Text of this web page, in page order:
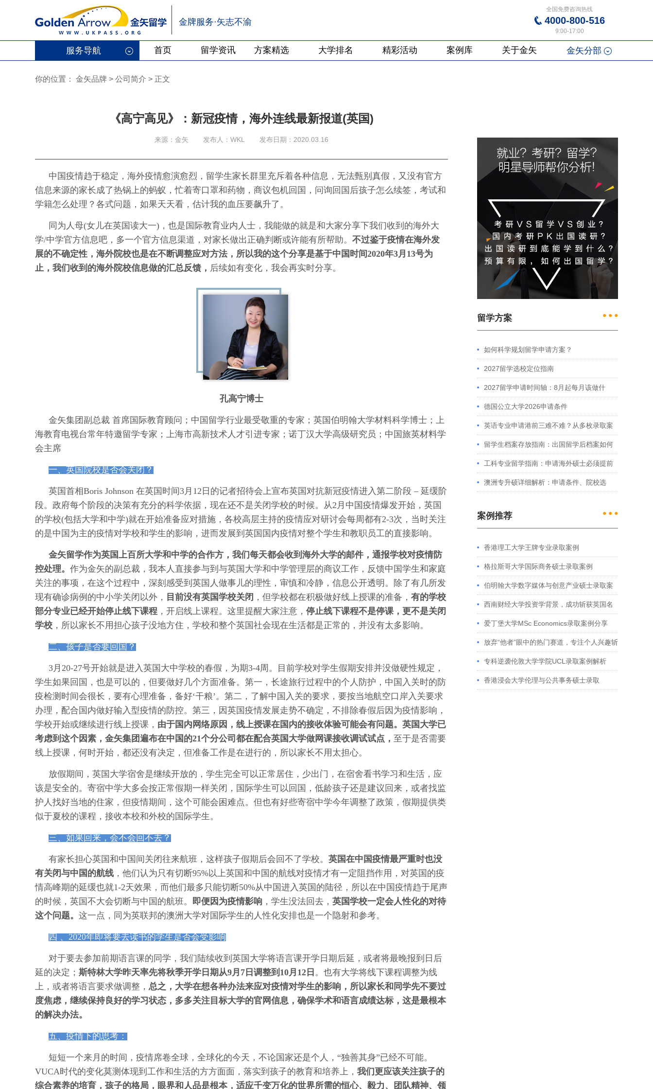
金牌服务·矢志不渝
全国免费咨询热线
4000-800-516
9:00-17:00
服务导航 首页 留学资讯 方案精选 大学排名 精彩活动 案例库 关于金矢 金矢分部
你的位置： 金矢品牌 > 公司简介 > 正文
《高宁高见》：新冠疫情，海外连线最新报道(英国)
来源：金矢 发布人：WKL 发布日期：2020.03.16
中国疫情趋于稳定，海外疫情愈演愈烈，留学生家长群里充斥着各种信息，无法甄别真假，又没有官方
信息来源的家长成了热锅上的蚂蚁，忙着寄口罩和药物，商议包机回国，问询回国后孩子怎么续签，考试和
学籍怎么处理？各式问题，如果天天看，估计我的血压要飙升了。
同为人母(女儿在英国读大一)，也是国际教育业内人士，我能做的就是和大家分享下我们收到的海外大
学/中学官方信息吧，多一个官方信息渠道，对家长做出正确判断或许能有所帮助。 不过鉴于疫情在海外发
展的不确定性，海外院校也是在不断调整应对方法，所以我的这个分享是基于中国时间2020年3月13号为
止，我们收到的海外院校信息做的汇总反馈， 后续如有变化，我会再实时分享。
孔高宁博士
金矢集团副总裁 首席国际教育顾问； 中国留学行业最受敬重的专家； 英国伯明翰大学材料科学博士； 上
海教育电视台常年特邀留学专家； 上海市高新技术人才引进专家； 诺丁汉大学高级研究员； 中国旅英材料学
会主席
一、英国院校是否会关闭？
英国首相Boris Johnson 在英国时间3月12日的记者招待会上宣布英国对抗新冠疫情进入第二阶段 – 延缓阶
段。政府每个阶段的决策有充分的科学依据，现在还不是关闭学校的时候。从2月中国疫情爆发开始，英国
的学校(包括大学和中学)就在开始准备应对措施，各校高层主持的疫情应对研讨会每周都有2-3次，当时关注
的是中国为主的疫情对学校和学生的影响，进而发展到英国国内疫情对整个学生和教职员工的直接影响。
金矢留学作为英国上百所大学和中学的合作方，我们每天都会收到海外大学的邮件，通报学校对疫情防
控处理。 作为金矢的副总裁，我本人直接参与到与英国大学和中学管理层的商议工作，反馈中国学生和家庭
关注的事项，在这个过程中，深刻感受到英国人做事儿的理性，审慎和冷静，信息公开透明。除了有几所发
现有确诊病例的中小学关闭以外， 目前没有英国学校关闭 ，但学校都在积极做好线上授课的准备， 有的学校
部分专业已经开始停止线下课程 ，开启线上课程。这里提醒大家注意， 停止线下课程不是停课，更不是关闭
学校 ，所以家长不用担心孩子没地方住，学校和整个英国社会现在生活都是正常的，并没有太多影响。
二、孩子是否要回国？
3月20-27号开始就是进入英国大中学校的春假，为期3-4周。目前学校对学生假期安排并没做硬性规定，
学生如果回国，也是可以的，但要做好几个方面准备。第一，长途旅行过程中的个人防护，中国入关时的防
疫检测时间会很长，要有心理准备，备好‘干粮’。第二，了解中国入关的要求，要按当地航空口岸入关要求
办理，配合国内做好输入型疫情的防控。第三，因英国疫情发展走势不确定，不排除春假后因为疫情影响，
学校开始或继续进行线上授课， 由于国内网络原因，线上授课在国内的接收体验可能会有问题。英国大学已
考虑到这个因素，金矢集团遍布在中国的21个分公司都在配合英国大学做网课接收调试试点， 至于是否需要
线上授课，何时开始，都还没有决定，但准备工作是在进行的，所以家长不用太担心。
放假期间，英国大学宿舍是继续开放的，学生完全可以正常居住，少出门，在宿舍看书学习和生活，应
该是安全的。寄宿中学大多会按正常假期一样关闭，国际学生可以回国，低龄孩子还是建议回来，或者找监
护人找好当地的住家，但疫情期间，这个可能会困难点。但也有好些寄宿中学今年调整了政策，假期提供类
似于夏校的课程，接收本校和外校的国际学生。
三、如果回来，会不会回不去？
有家长担心英国和中国间关闭往来航班，这样孩子假期后会回不了学校。 英国在中国疫情最严重时也没
有关闭与中国的航线 ，他们认为只有切断95%以上英国和中国的航线对疫情才有一定阻挡作用，对英国的疫
情高峰期的延缓也就1-2天效果，而他们最多只能切断50%从中国进入英国的陆径，所以在中国疫情趋于尾声
的时候，英国不大会切断与中国的航班。 即便因为疫情影响 ，学生没法回去， 英国学校一定会人性化的对待
这个问题。 这一点，同为英联邦的澳洲大学对国际学生的人性化安排也是一个隐射和参考。
四 、2020年即将要去读书的学生是否会受影响
对于要去参加前期语言课的同学，我们陆续收到英国大学将语言课开学日期后延，或者将最晚报到日后
延的决定； 斯特林大学昨天率先将秋季开学日期从9月7日调整到10月12日 。也有大学将线下课程调整为线
上，或者将语言要求做调整， 总之，大学在想各种办法来应对疫情对学生的影响，所以家长和同学先不要过
度焦虑，继续保持良好的学习状态，多多关注目标大学的官网信息，确保学术和语言成绩达标，这是最根本
的解决办法。
五、疫情下的思考：
短短一个来月的时间，疫情席卷全球，全球化的今天，不论国家还是个人，“独善其身”已经不可能。
VUCA时代的变化莫测体现到工作和生活的方方面面，落实到孩子的教育和培养上， 我们更应该关注孩子的
综合素养的培育，孩子的格局，眼界和人品是根本，适应千变万化的世界所需的恒心、毅力、团队精神、领
留学方案 ● ● ●
如何科学规划留学申请方案？
2027留学选校定位指南
2027留学申请时间轴：8月起每月该做什
么？英、美、澳、港申请全攻略
德国公立大学2026申请条件
英语专业申请港前三难不难？从多枚录取案
例看港大、港中文申请要求
留学生档案存放指南：出国留学后档案如何
处理？留学服务中心常见问题解答
工科专业留学指南：申请海外硕士必须提前
准备的4件事
澳洲专升硕详细解析：申请条件、院校选
案例推荐 ● ● ●
香港理工大学王牌专业录取案例
格拉斯哥大学国际商务硕士录取案例
伯明翰大学数字媒体与创意产业硕士录取案
例 西南财经大学投资学背景，成功斩获英国名
校多份Offer
爱丁堡大学MSc Economics录取案例分享
放弃“他者”眼中的热门赛道，专注个人兴趣斩
获藤校offer｜成功跨专业申请经验分享
专科逆袭伦敦大学学院UCL录取案例解析
香港浸会大学伦理与公共事务硕士录取